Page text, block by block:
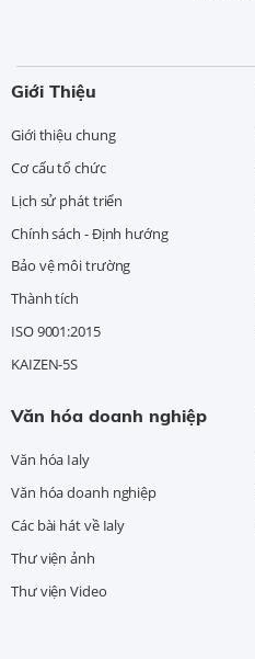
Giới Thiệu
Giới thiệu chung
Cơ cấu tổ chức
Lịch sử phát triển
Chính sách - Định hướng
Bảo vệ môi trường
Thành tích
ISO 9001:2015
KAIZEN-5S
Văn hóa doanh nghiệp
Văn hóa Ialy
Văn hóa doanh nghiệp
Các bài hát về Ialy
Thư viện ảnh
Thư viện Video